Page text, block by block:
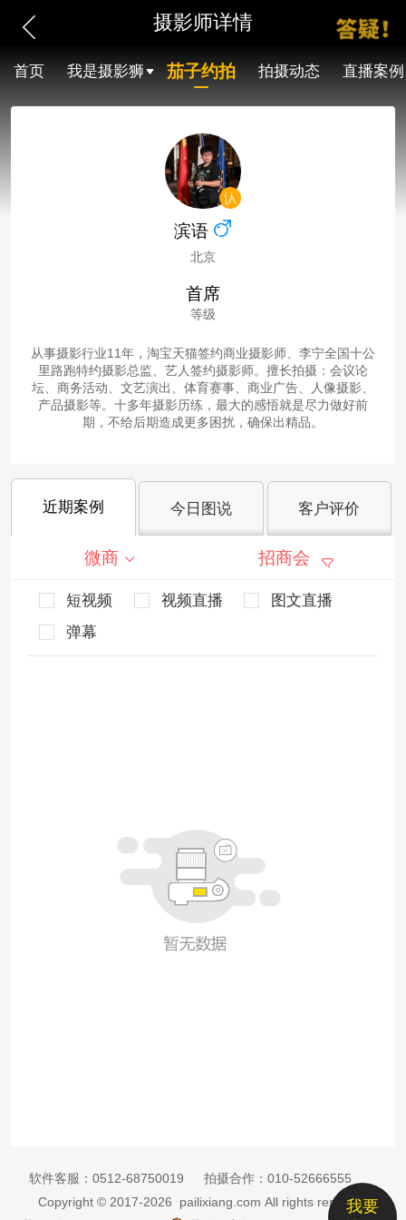
摄影师详情
首页 我是摄影狮 茄子约拍 拍摄动态 直播案例
滨语
北京
首席
等级
从事摄影行业11年，淘宝天猫签约商业摄影师、李宁全国十公
里路跑特约摄影总监、艺人签约摄影师。擅长拍摄：会议论
坛、商务活动、文艺演出、体育赛事、商业广告、人像摄影、
产品摄影等。十多年摄影历练，最大的感悟就是尽力做好前
期，不给后期造成更多困扰，确保出精品。
近期案例 今日图说 客户评价
微商 招商会
短视频 视频直播
图文直播
弹幕
我要
软件客服： 0512-68750019 拍摄合作： 010-52666555
Copyright © 2017-2026 pailixiang.com All rights reserved